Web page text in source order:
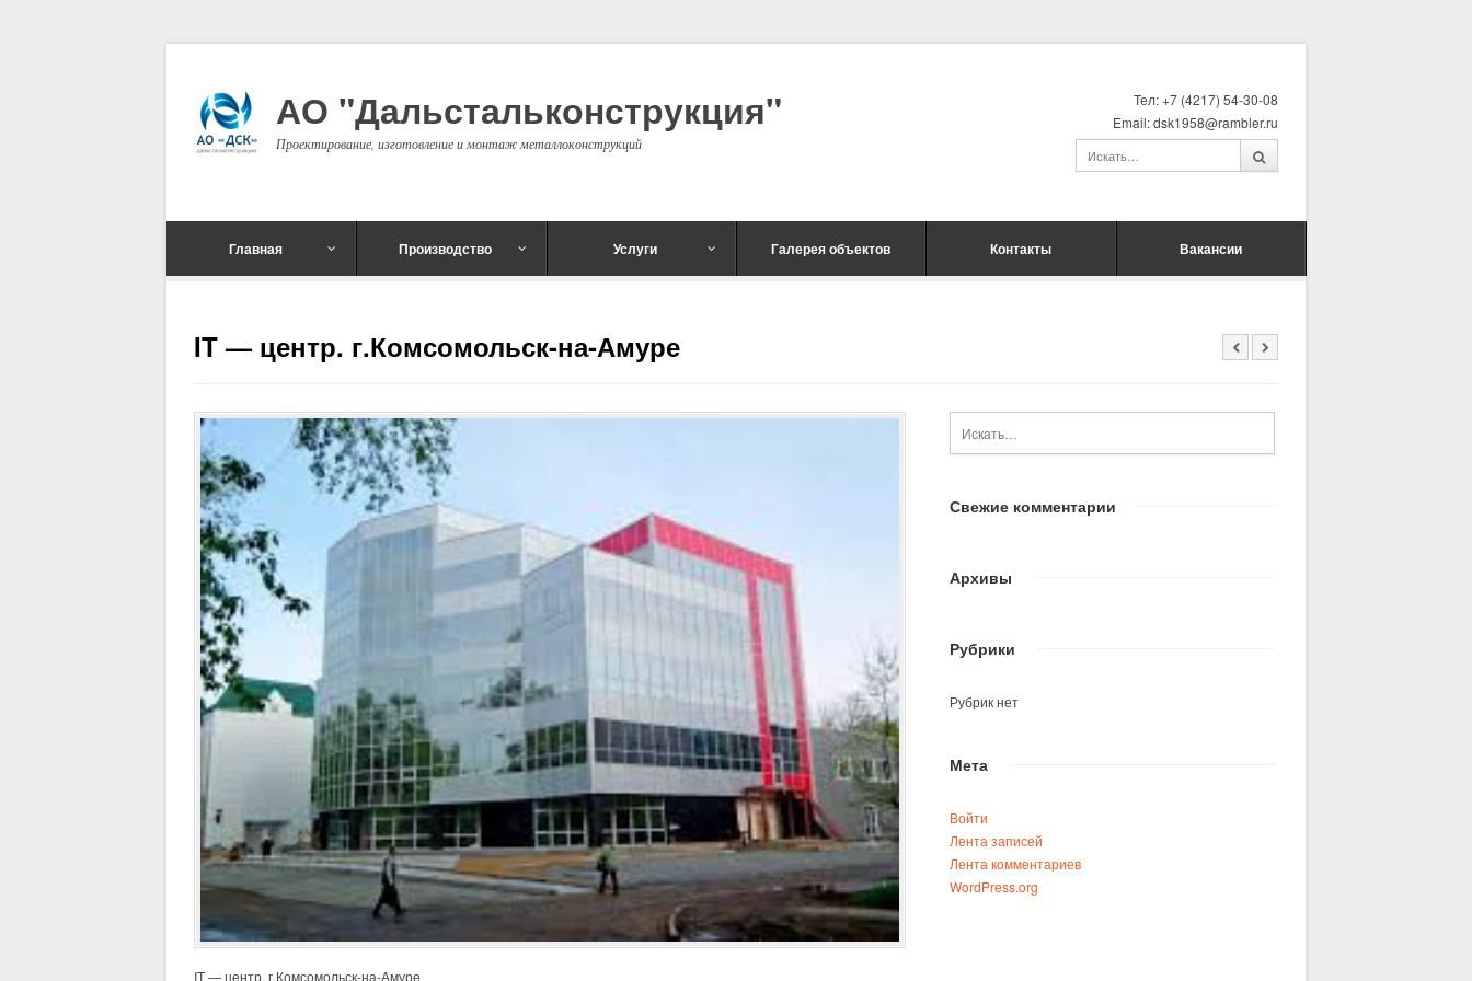
АО "Дальстальконструкция"
Проектирование, изготовление и монтаж металлоконструкций
Тел: +7 (4217) 54-30-08
Email: dsk1958@rambler.ru
Главная Производство Услуги Галерея объектов Контакты Вакансии
IT — центр. г.Комсомольск-на-Амуре
IT — центр. г.Комсомольск-на-Амуре
Свежие комментарии
Архивы
Рубрики
Рубрик нет
Мета
Войти
Лента записей
Лента комментариев
WordPress.org